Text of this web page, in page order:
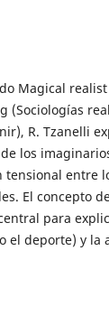
Magical
(Sociologías
R. Tzanelli
los
entre
El concepto
para
el deporte) y la